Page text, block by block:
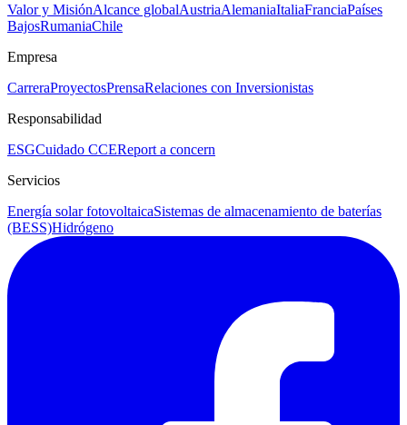
Valor y MisiónAlcance globalAustriaAlemaniaItaliaFranciaPaíses
BajosRumaniaChile
Empresa
CarreraProyectosPrensaRelaciones con Inversionistas
Responsabilidad
ESGCuidado CCEReport a concern
Servicios
Energía solar fotovoltaicaSistemas de almacenamiento de baterías
(BESS)Hidrógeno